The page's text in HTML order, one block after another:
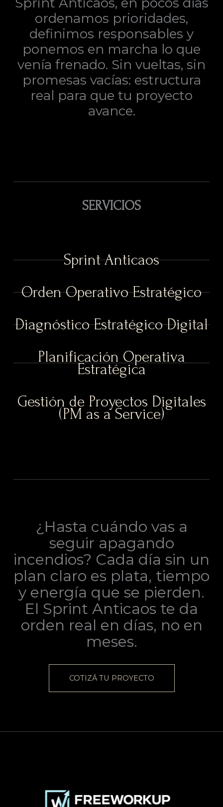
ordenamos prioridades,
definimos responsables y
ponemos en marcha lo que
venía frenado. Sin vueltas, sin
promesas vacías: estructura
real para que tu proyecto
avance.
SERVICIOS
Sprint Anticaos
Orden Operativo Estratégico
Diagnóstico Estratégico Digital
Planificación Operativa
Estratégica
Gestión de Proyectos Digitales
(PM as a Service)
¿Hasta cuándo vas a
seguir apagando
incendios? Cada día sin un
plan claro es plata, tiempo
y energía que se pierden.
El Sprint Anticaos te da
orden real en días, no en
meses.
COTIZÁ TU PROYECTO